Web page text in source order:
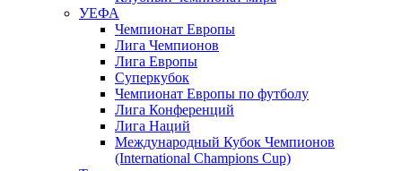
УЕФА
Чемпионат Европы
Лига Чемпионов
Лига Европы
Суперкубок
Чемпионат Европы по футболу
Лига Конференций
Лига Наций
Международный Кубок Чемпионов
(International Champions Cup)